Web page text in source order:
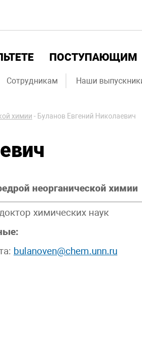
ПОСТУПАЮЩИМ
Сотрудникам Наши
химии - Буланов Евгений Николаевич
неорганической химии
химических наук
bulanoven@chem.unn.ru